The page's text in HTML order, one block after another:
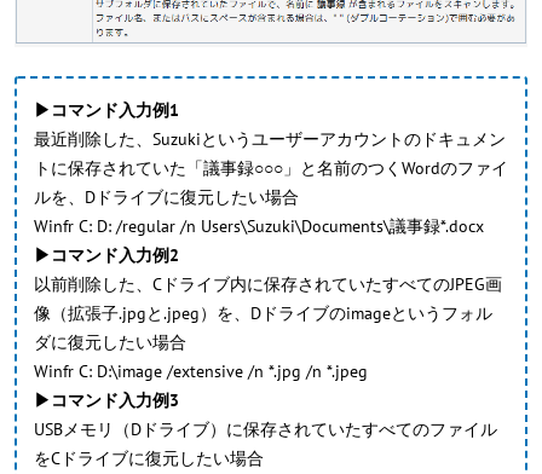
▶コマンド入力例1
最近削除した、Suzukiというユーザーアカウントのドキュメン
トに保存されていた「議事録○○○」と名前のつくWordのファイ
ルを、Dドライブに復元したい場合
Winfr C: D: /regular /n Users\Suzuki\Documents\議事録*.docx
▶コマンド入力例2
以前削除した、Cドライブ内に保存されていたすべてのJPEG画
像（拡張子.jpgと.jpeg）を、Dドライブのimageというフォル
ダに復元したい場合
Winfr C: D:\image /extensive /n *.jpg /n *.jpeg
▶コマンド入力例3
USBメモリ（Dドライブ）に保存されていたすべてのファイル
をCドライブに復元したい場合